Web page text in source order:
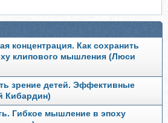
концентрация. Как сохранить
клипового мышления (Люси
зрение детей. Эффективные
Кибардин)
Гибкое мышление в эпоху